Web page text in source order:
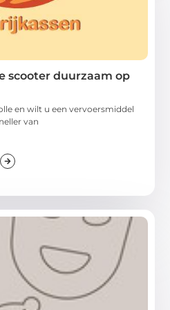
scooter duurzaam op
en wilt u een vervoersmiddel
van